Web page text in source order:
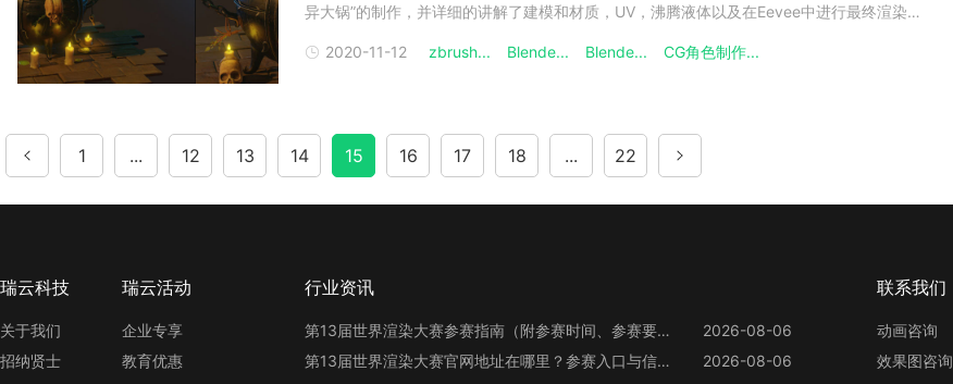
异大锅”的制作，并详细的讲解了建模和材质，UV，沸腾液体以及在Eevee中进行最终渲染的
后，现在要进行烘焙和纹理的绘制了。烘焙阶段，亚历克斯·加西亚最喜
2020-11-12 zbrush... Blende... Blende... CG角色制作...
1 ... 12 13 14 15 16 17 18 ... 22
瑞云科技
关于我们
招纳贤士
瑞云活动
企业专享
教育优惠
行业资讯
第13届世界渲染大赛参赛指南（附参赛时间、参赛要求、赛事奖励等）
2026-08-06
第13届世界渲染大赛官网地址在哪里？参赛入口与信息整理
2026-08-06
联系我们
动画咨询
效果图咨询